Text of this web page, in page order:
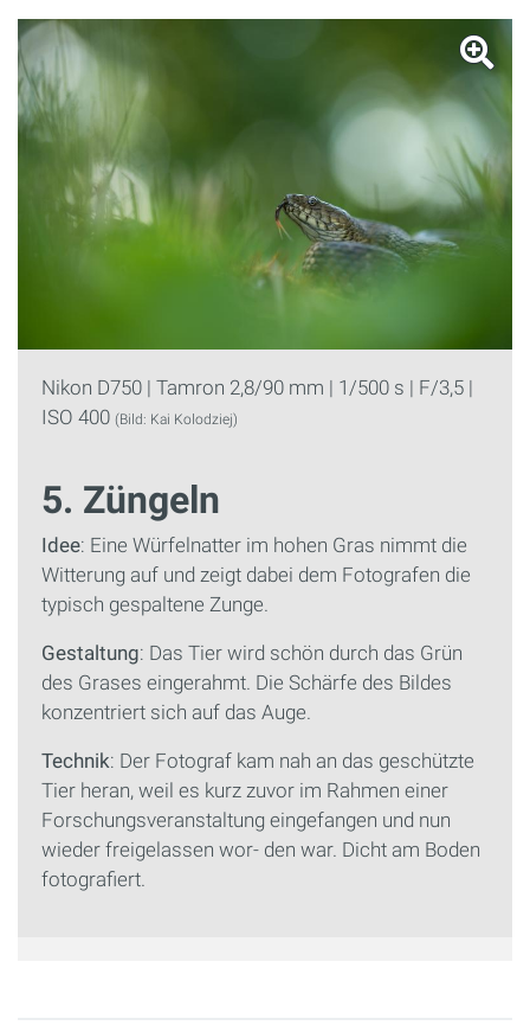
Nikon D750 | Tamron 2,8/90 mm | 1/500 s | F/3,5 |
ISO 400 (Bild: Kai Kolodziej)
5. Züngeln
Idee: Eine Würfelnatter im hohen Gras nimmt die
Witterung auf und zeigt dabei dem Fotografen die
typisch gespaltene Zunge.
Gestaltung: Das Tier wird schön durch das Grün
des Grases eingerahmt. Die Schärfe des Bildes
konzentriert sich auf das Auge.
Technik: Der Fotograf kam nah an das geschützte
Tier heran, weil es kurz zuvor im Rahmen einer
Forschungsveranstaltung eingefangen und nun
wieder freigelassen wor- den war. Dicht am Boden
fotografiert.